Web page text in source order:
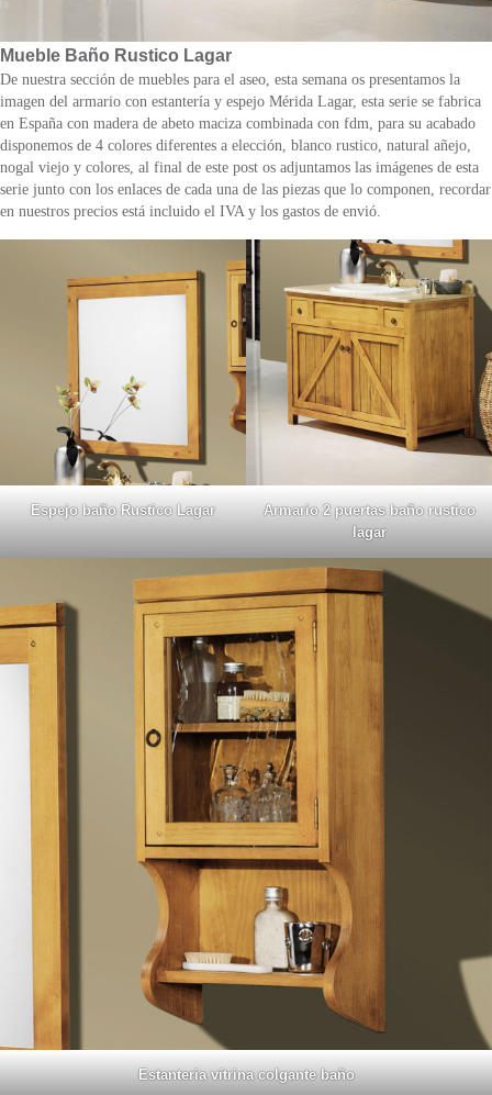
Mueble Baño Rustico Lagar
De nuestra sección de muebles para el aseo, esta semana os presentamos la
imagen del armario con estantería y espejo Mérida Lagar, esta serie se fabrica
en España con madera de abeto maciza combinada con fdm, para su acabado
disponemos de 4 colores diferentes a elección, blanco rustico, natural añejo,
nogal viejo y colores, al final de este post os adjuntamos las imágenes de esta
serie junto con los enlaces de cada una de las piezas que lo componen, recordar
en nuestros precios está incluido el IVA y los gastos de envió.
Espejo baño Rustico Lagar
Armario 2 puertas baño rustico
lagar
Estanteria vitrina colgante baño